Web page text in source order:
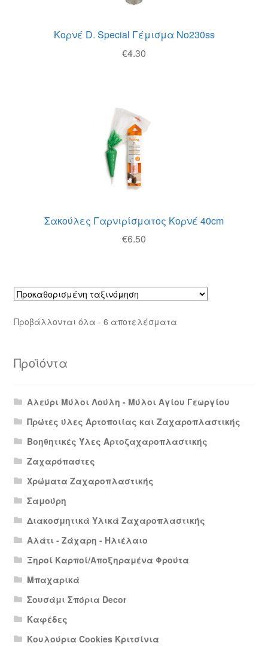
Κορνέ D. Special Γέμισμα No230ss
€4.30
Σακούλες Γαρνιρίσματος Κορνέ 40cm
€6.50
Προβάλλονται όλα - 6 αποτελέσματα
Προϊόντα
Αλεύρι Μύλοι Λούλη - Μύλοι Αγίου Γεωργίου
Πρώτες ύλες Αρτοποιίας και Ζαχαροπλαστικής
Βοηθητικές Ύλες Αρτοζαχαροπλαστικής
Ζαχαρόπαστες
Χρώματα Ζαχαροπλαστικής
Σαμούρη
Διακοσμητικά Υλικά Ζαχαροπλαστικής
Αλάτι - Ζάχαρη - Ηλιέλαιο
Ξηροί Καρποί/Αποξηραμένα Φρούτα
Μπαχαρικά
Σουσάμι Σπόρια Decor
Καφέδες
Κουλούρια Cookies Κριτσίνια